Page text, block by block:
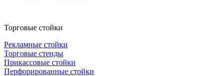
Торговые стойки
Рекламные стойки
Торговые стенды
Прикассовые стойки
Перфорированные стойки